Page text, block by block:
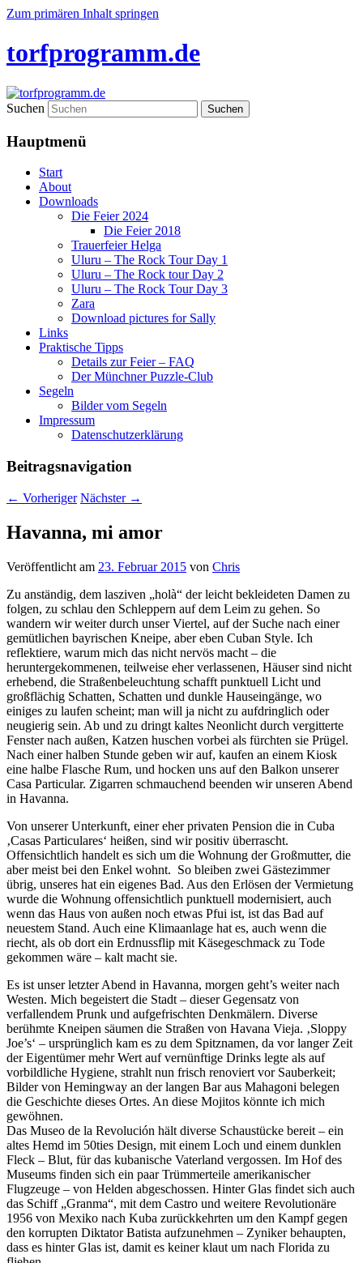
Zum primären Inhalt springen
torfprogramm.de
Suchen
Hauptmenü
Start
About
Downloads
Die Feier 2024
Die Feier 2018
Trauerfeier Helga
Uluru – The Rock Tour Day 1
Uluru – The Rock tour Day 2
Uluru – The Rock Tour Day 3
Zara
Download pictures for Sally
Links
Praktische Tipps
Details zur Feier – FAQ
Der Münchner Puzzle-Club
Segeln
Bilder vom Segeln
Impressum
Datenschutz­erklärung
Beitragsnavigation
← Vorheriger Nächster →
Havanna, mi amor
Veröffentlicht am 23. Februar 2015 von Chris
Zu anständig, dem lasziven „holà“ der leicht bekleideten Damen zu
folgen, zu schlau den Schleppern auf dem Leim zu gehen. So
wandern wir weiter durch unser Viertel, auf der Suche nach einer
gemütlichen bayrischen Kneipe, aber eben Cuban Style. Ich
reflektiere, warum mich das nicht nervös macht – die
heruntergekommenen, teilweise eher verlassenen, Häuser sind nicht
erhebend, die Straßenbeleuchtung schafft punktuell Licht und
großflächig Schatten, Schatten und dunkle Hauseingänge, wo
einiges zu laufen scheint; man will ja nicht zu aufdringlich oder
neugierig sein. Ab und zu dringt kaltes Neonlicht durch vergitterte
Fenster nach außen, Katzen huschen vorbei als fürchten sie Prügel.
Nach einer halben Stunde geben wir auf, kaufen an einem Kiosk
eine halbe Flasche Rum, und hocken uns auf den Balkon unserer
Casa Particular. Zigarren schmauchend beenden wir unseren Abend
in Havanna.
Von unserer Unterkunft, einer eher privaten Pension die in Cuba
‚Casas Particulares‘ heißen, sind wir positiv überrascht.
Offensichtlich handelt es sich um die Wohnung der Großmutter, die
aber meist bei den Enkel wohnt. So bleiben zwei Gästezimmer
übrig, unseres hat ein eigenes Bad. Aus den Erlösen der Vermietung
wurde die Wohnung offensichtlich punktuell modernisiert, auch
wenn das Haus von außen noch etwas Pfui ist, ist das Bad auf
neuestem Stand. Auch eine Klimaanlage hat es, auch wenn die
riecht, als ob dort ein Erdnussflip mit Käsegeschmack zu Tode
gekommen wäre – kalt macht sie.
Es ist unser letzter Abend in Havanna, morgen geht’s weiter nach
Westen. Mich begeistert die Stadt – dieser Gegensatz von
verfallendem Prunk und aufgefrischten Denkmälern. Diverse
berühmte Kneipen säumen die Straßen von Havana Vieja. ‚Sloppy
Joe’s‘ – ursprünglich kam es zu dem Spitznamen, da vor langer Zeit
der Eigentümer mehr Wert auf vernünftige Drinks legte als auf
vorbildliche Hygiene, strahlt nun frisch renoviert vor Sauberkeit;
Bilder von Hemingway an der langen Bar aus Mahagoni belegen
die Geschichte dieses Ortes. An diese Mojitos könnte ich mich
gewöhnen.
Das Museo de la Revolución hält diverse Schaustücke bereit – ein
altes Hemd im 50ties Design, mit einem Loch und einem dunklen
Fleck – Blut, für das kubanische Vaterland vergossen. Im Hof des
Museums finden sich ein paar Trümmerteile amerikanischer
Flugzeuge – von Helden abgeschossen. Hinter Glas findet sich auch
das Schiff „Granma“, mit dem Castro und weitere Revolutionäre
1956 von Mexiko nach Kuba zurückkehrten um den Kampf gegen
den korrupten Diktator Batista aufzunehmen – Zyniker behaupten,
dass es hinter Glas ist, damit es keiner klaut um nach Florida zu